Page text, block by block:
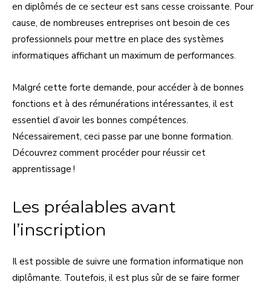
en diplômés de ce secteur est sans cesse croissante. Pour
cause, de nombreuses entreprises ont besoin de ces
professionnels pour mettre en place des systèmes
informatiques affichant un maximum de performances.
Malgré cette forte demande, pour accéder à de bonnes
fonctions et à des rémunérations intéressantes, il est
essentiel d’avoir les bonnes compétences.
Nécessairement, ceci passe par une bonne formation.
Découvrez comment procéder pour réussir cet
apprentissage !
Les préalables avant
l’inscription
Il est possible de suivre une formation informatique non
diplômante. Toutefois, il est plus sûr de se faire former